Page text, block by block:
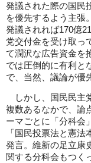
発議された際の国民
を優先するよう主張
発議されれば170億
党交付金を受け取っ
て潤沢な広告資金を
では圧倒的に有利と
で、当然、議論が優
しかし、国民民主
複数あるなかで、論
ーマごとに「分科会
「国民投票法と憲
発言。維新の足立康
関する分科会もつく